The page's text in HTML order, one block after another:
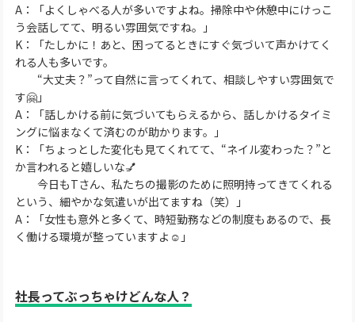
A：「よくしゃべる人が多いですよね。掃除中や休憩中にけっこ
う会話してて、明るい雰囲気ですね。」
K：「たしかに！あと、困ってるときにすぐ気づいて声かけてく
れる人も多いです。
“大丈夫？”って自然に言ってくれて、相談しやすい雰囲気で
す🤗」
A：「話しかける前に気づいてもらえるから、話しかけるタイミ
ングに悩まなくて済むのが助かります。」
K：「ちょっとした変化も見てくれてて、“ネイル変わった？”と
か言われると嬉しいな💅
今日もTさん、私たちの撮影のために照明持ってきてくれる
という、細やかな気遣いが出てますね（笑）」
A：「女性も意外と多くて、時短勤務などの制度もあるので、長
く働ける環境が整っていますよ☺️」
社長ってぶっちゃけどんな人？